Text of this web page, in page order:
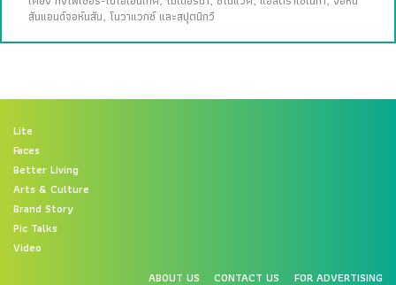
สันแอนด์จอห์นสัน, โนวาแวกซ์ และสปุตนิกวี
Lite
Faces
Better Living
Arts & Culture
Brand Story
Pic Talks
Video
ABOUT US
CONTACT US FOR ADVERTISING